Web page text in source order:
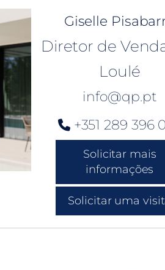
Giselle
Diretor de
Loulé
info@qp.pt
+351 289 396
Solicitar mais
informações
Solicitar uma